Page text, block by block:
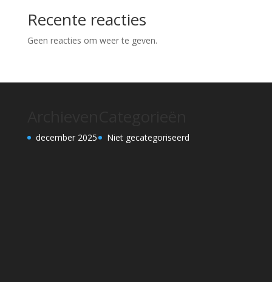
Recente reacties
Geen reacties om weer te geven.
december 2025 Niet gecategoriseerd